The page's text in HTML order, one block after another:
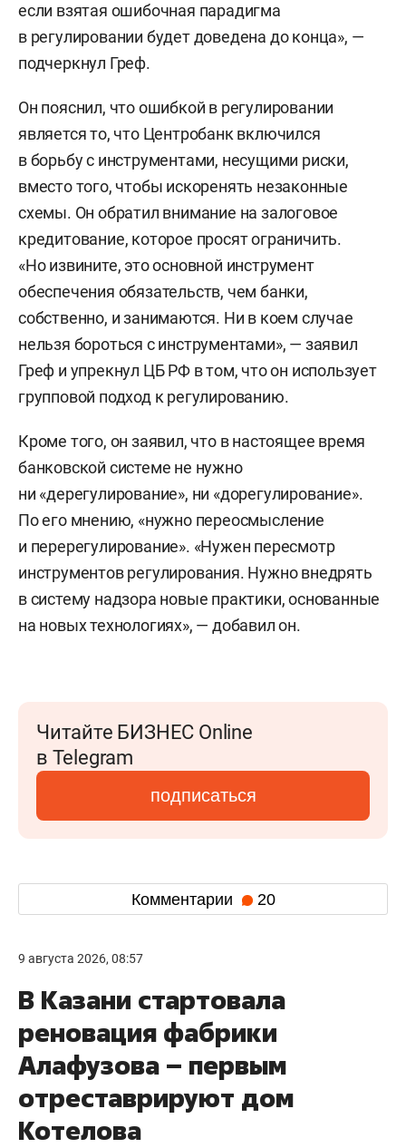
если взятая ошибочная парадигма
в регулировании будет доведена до конца», —
подчеркнул Греф.
Он пояснил, что ошибкой в регулировании
является то, что Центробанк включился
в борьбу с инструментами, несущими риски,
вместо того, чтобы искоренять незаконные
схемы. Он обратил внимание на залоговое
кредитование, которое просят ограничить.
«Но извините, это основной инструмент
обеспечения обязательств, чем банки,
собственно, и занимаются. Ни в коем случае
нельзя бороться с инструментами», — заявил
Греф и упрекнул ЦБ РФ в том, что он использует
групповой подход к регулированию.
Кроме того, он заявил, что в настоящее время
банковской системе не нужно
ни «дерегулирование», ни «дорегулирование».
По его мнению, «нужно переосмысление
и перерегулирование». «Нужен пересмотр
инструментов регулирования. Нужно внедрять
в систему надзора новые практики, основанные
на новых технологиях», — добавил он.
Читайте БИЗНЕС Online
в Telegram
подписаться
Комментарии 20
9 августа 2026, 08:57
В Казани стартовала
реновация фабрики
Алафузова – первым
отреставрируют дом
Котелова